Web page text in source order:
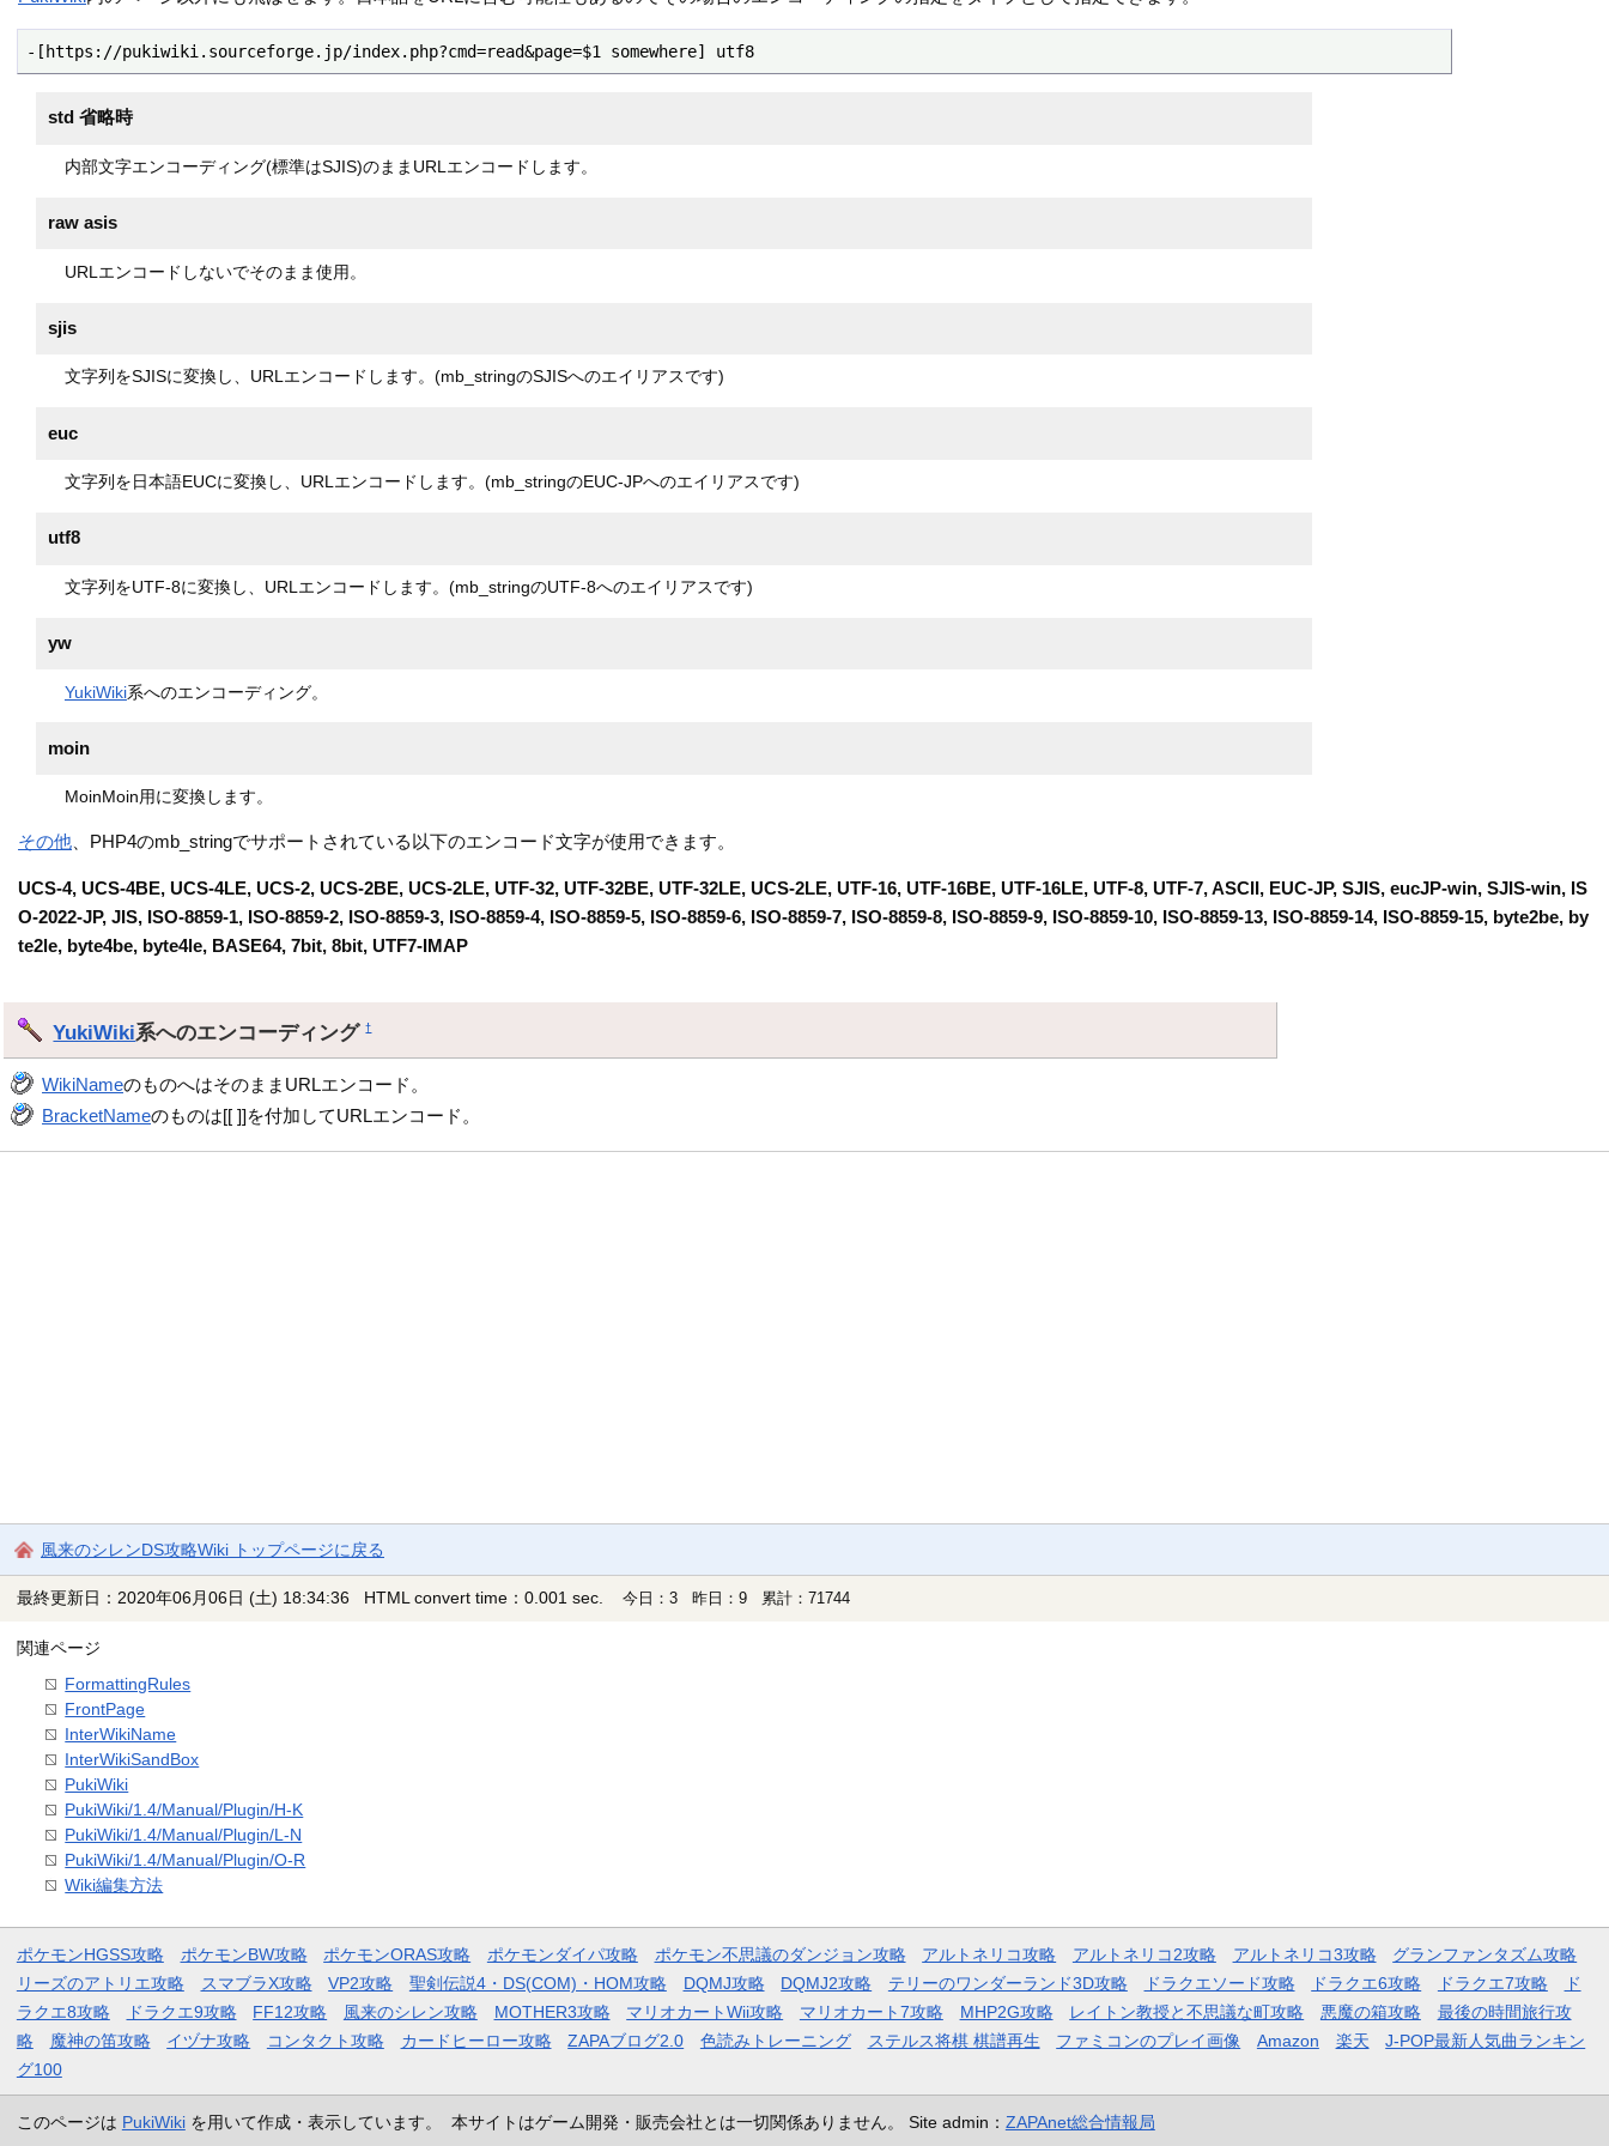
-[https://pukiwiki.sourceforge.jp/index.php?cmd=read&page=$1 somewhere] utf8
std 省略時
内部文字エンコーディング(標準はSJIS)のままURLエンコードします。
raw asis
URLエンコードしないでそのまま使用。
sjis
文字列をSJISに変換し、URLエンコードします。(mb_stringのSJISへのエイリアスです)
euc
文字列を日本語EUCに変換し、URLエンコードします。(mb_stringのEUC-JPへのエイリアスです)
utf8
文字列をUTF-8に変換し、URLエンコードします。(mb_stringのUTF-8へのエイリアスです)
yw
YukiWiki系へのエンコーディング。
moin
MoinMoin用に変換します。
その他 、PHP4のmb_stringでサポートされている以下のエンコード文字が使用できます。
UCS-4, UCS-4BE, UCS-4LE, UCS-2, UCS-2BE, UCS-2LE, UTF-32, UTF-32BE, UTF-32LE, UCS-2LE, UTF-16, UTF-16BE, UTF-16LE, UTF-8, UTF-7, ASCII, EUC-JP, SJIS, eucJP-win, SJIS-win, IS
O-2022-JP, JIS, ISO-8859-1, ISO-8859-2, ISO-8859-3, ISO-8859-4, ISO-8859-5, ISO-8859-6, ISO-8859-7, ISO-8859-8, ISO-8859-9, ISO-8859-10, ISO-8859-13, ISO-8859-14, ISO-8859-15, byte2be, by
te2le, byte4be, byte4le, BASE64, 7bit, 8bit, UTF7-IMAP
YukiWiki系へのエンコーディング†
WikiNameのものへはそのままURLエンコード。
BracketNameのものは[[ ]]を付加してURLエンコード。
風来のシレンDS攻略Wiki トップページに戻る
最終更新日：2020年06月06日 (土) 18:34:36 HTML convert time：0.001 sec. 今日：3 昨日：9 累計：71744
関連ページ
FormattingRules
FrontPage
InterWikiName
InterWikiSandBox
PukiWiki
PukiWiki/1.4/Manual/Plugin/H-K
PukiWiki/1.4/Manual/Plugin/L-N
PukiWiki/1.4/Manual/Plugin/O-R
Wiki編集方法
ポケモンHGSS攻略 ポケモンBW攻略 ポケモンORAS攻略 ポケモンダイパ攻略 ポケモン不思議のダンジョン攻略 アルトネリコ攻略 アルトネリコ2攻略 アルトネリコ3攻略
グランファンタズム攻略
リーズのアトリエ攻略
スマブラX攻略 VP2攻略 聖剣伝説4・DS(COM)・HOM攻略 DQMJ攻略 DQMJ2攻略 テリーのワンダーランド3D攻略 ドラクエソード攻略 ドラクエ6攻略 ドラクエ7攻略
ド
ラクエ8攻略
ドラクエ9攻略 FF12攻略 風来のシレン攻略 MOTHER3攻略 マリオカートWii攻略 マリオカート7攻略 MHP2G攻略 レイトン教授と不思議な町攻略 悪魔の箱攻略
最後の時間旅行攻
略
魔神の笛攻略 イヅナ攻略 コンタクト攻略 カードヒーロー攻略 ZAPAブログ2.0 色読みトレーニング ステルス将棋 棋譜再生 ファミコンのプレイ画像 Amazon 楽天
J-POP最新人気曲ランキン
グ100
このページは PukiWikiを用いて作成・表示しています。 本サイトはゲーム開発・販売会社とは一切関係ありません。 Site admin： ZAPAnet総合情報局